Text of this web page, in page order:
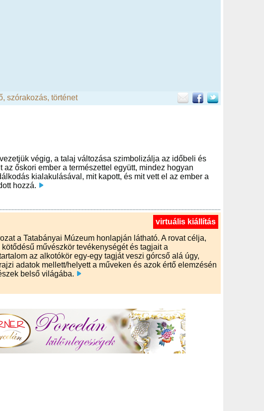
, szórakozás, történet
végig, a talaj változása szimbolizálja az időbeli és
őskori ember a természettel együtt, mindez hogyan
kialakulásával, mit kapott, és mit vett el az ember a
hozzá.
virtuális kiállítás
a Tatabányai Múzeum honlapján látható. A rovat célja,
művészkör tevékenységét és tagjait a
az alkotókör egy-egy tagját veszi górcső alá úgy,
adatok mellett/helyett a műveken és azok értő elemzésén
belső világába.